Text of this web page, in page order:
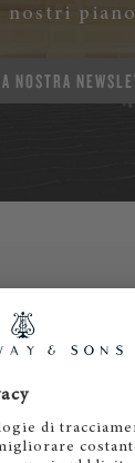
nostri
NOSTRA